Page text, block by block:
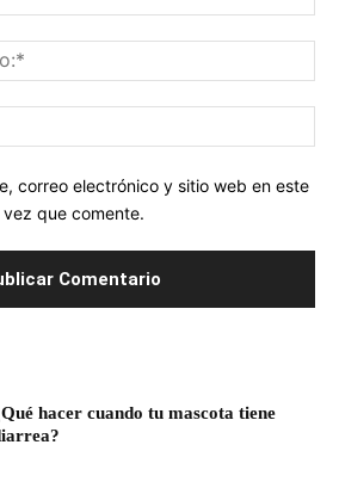
correo electrónico y sitio web en este
que comente.
hacer cuando tu mascota tiene